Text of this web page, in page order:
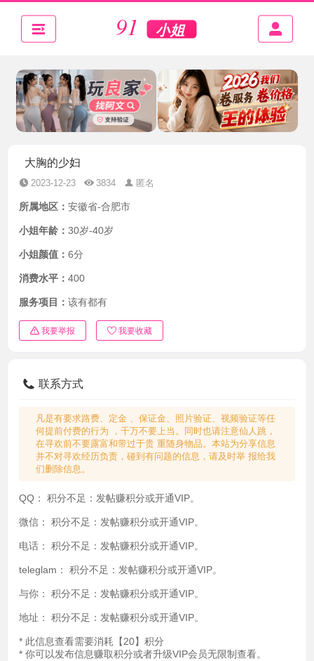
大胸的少妇
2023-12-23 3834 匿名
所属地区： 安徽省-合肥市
小姐年龄： 30岁-40岁
小姐颜值： 6分
消费水平： 400
服务项目： 该有都有
我要举报 我要收藏
联系方式
凡是有要求路费、定金 、保证金、照片验证、视频验证等任
何提前付费的行为 ，千万不要上当。同时也请注意仙人跳，
在寻欢前不要露富和带过于贵 重随身物品。本站为分享信息
并不对寻欢经历负责，碰到有问题的信息，请及时举 报给我
们删除信息。
QQ： 积分不足：发帖赚积分或开通VIP。
微信： 积分不足：发帖赚积分或开通VIP。
电话： 积分不足：发帖赚积分或开通VIP。
teleglam： 积分不足：发帖赚积分或开通VIP。
与你： 积分不足：发帖赚积分或开通VIP。
地址： 积分不足：发帖赚积分或开通VIP。
* 此信息查看需要消耗【20】积分
* 你可以发布信息赚取积分或者升级VIP会员无限制查看。